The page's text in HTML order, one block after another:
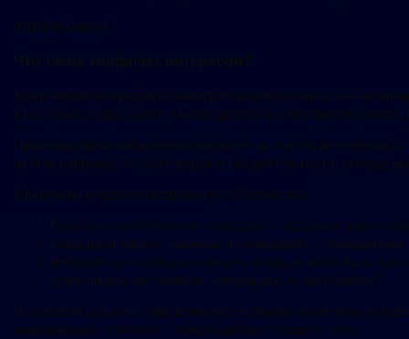
перейти наверх
Что такое конфликт интересов?
Конфликтом интересов называется противостояние личных
в конфликт, тогда теряется непредвзятость и
Примером конфликта интересов может выступать
из этих направлений противоречит той деятельности, которая
Конфликты интересов встречаются повсеместно:
Когда цели работника не совпадают с задачами целого
Когда цели одного индивида не совпадают с
Дефицит материальных средств, которые могут быть
дополнительную прибыль откладывать в свой карман?
В правовой практике тоже встречается термин конфликта
защищаемым, а второй – может навредить первой цели.